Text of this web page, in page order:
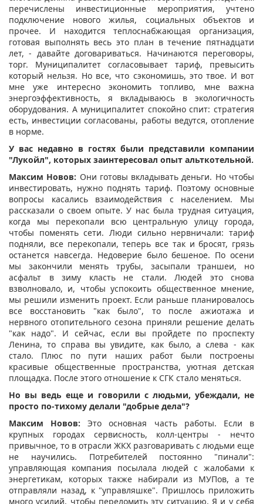
перечислены инвестиционные мероприятия, учтено
подключение нового жилья, социальных объектов и
прочее. И находится теплоснабжающая организация,
готовая выполнять весь это план в течение пятнадцати
лет, - давайте договариваться. Начинаются переговоры,
торг. Муниципалитет согласовывает тариф, превысить
который нельзя. Но все, что сэкономишь, это твое. И вот
мне уже интересно экономить топливо, мне важна
энергоэффективность, я вкладываюсь в экологичность
оборудования. А муниципалитет спокойно спит: стратегия
есть, инвестиции согласованы, работы ведутся, отопление
в норме.
У вас недавно в гостях были представили компании
"Лукойл", которых заинтересовал опыт альткотельной.
Максим Новов: Они готовы вкладывать деньги. Но чтобы
инвестировать, нужно поднять тариф. Поэтому основные
вопросы касались взаимодействия с населением. Мы
рассказали о своем опыте. У нас была трудная ситуация,
когда мы перекопали всю центральную улицу города,
чтобы поменять сети. Люди сильно нервничали: тариф
подняли, все перекопали, теперь все так и бросят, грязь
останется навсегда. Недоверие было бешеное. По осени
мы закончили менять трубы, засыпали траншеи, но
асфальт в зиму класть не стали. Людей это снова
взволновало, и, чтобы успокоить общественное мнение,
мы решили изменить проект. Если раньше планировалось
все восстановить "как было", то после ажиотажа и
нервного отопительного сезона приняли решение делать
"как надо". И сейчас, если вы пройдете по проспекту
Ленина, то справа вы увидите, как было, а слева - как
стало. Плюс по пути наших работ были построены
красивые общественные пространства, уютная детская
площадка. После этого отношение к СГК стало меняться.
Но вы ведь еще и говорили с людьми, убеждали, не
просто по-тихому делали "добрые дела"?
Максим Новов: Это основная часть работы. Если в
крупных городах сервисность, колл-центры - нечто
привычное, то в отрасли ЖКХ разговаривать с людьми еще
не научились. Потребителей постоянно "пинали":
управляющая компания посылала людей с жалобами к
энергетикам, которых также набирали из МУПов, а те
отправляли назад, к "управляшке". Пришлось приложить
много усилий, чтобы переломить эту ситуацию. Я и у себя